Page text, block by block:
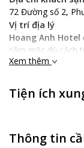
72 Đường số 2,
Vị trí địa lý
Hoang Anh Hotel
sắm mặc dù cách
nhiều trung tâm
lượt khách mỗi
tiện đường giao
lựa chọn hoàn hảo.
Xem thêm
Tiện ích
Thông tin